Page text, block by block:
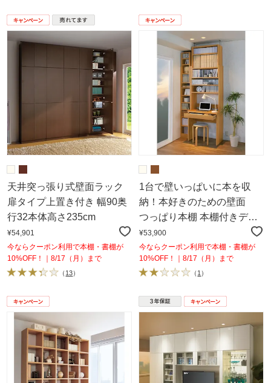
天井突っ張り式壁面ラック
扉タイプ上置き付き 幅90奥
行32本体高さ235cm
¥54,901
今ならクーポン利用で本棚・書棚が
10%OFF！｜8/17（月）まで
（ 13）
1台で壁いっぱいに本を収
納！本好きのための壁面
つっぱり本棚 本棚付きデス
ク（奥行45cm）
¥53,900
今ならクーポン利用で本棚・書棚が
10%OFF！｜8/17（月）まで
（ 1 ）